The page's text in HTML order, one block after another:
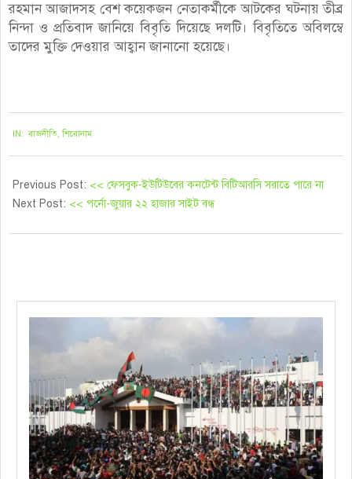
রহমান আজাদসহ বেশ কয়েকজন নেতাকর্মীকে আটকের ঘটনায় তীব্র
নিন্দা ও প্রতিবাদ জানিয়ে বিবৃতি দিয়েছে দলটি। বিবৃতিতে অবিলম্বে
তাদের মুক্তি দেওয়ার আহ্বান জানানো হয়েছে।
IN: রাজনীতি,শিরোনাম
Previous Post: << ফেসবুক-ইউটিউবের কনটেন্ট বিটিআরসি সরাতে পারে না
Next Post: << পর্নো-জুয়ার ২২ হাজার সাইট বন্ধ